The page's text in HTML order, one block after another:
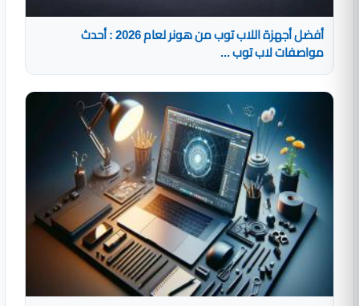
أفضل أجهزة اللاب توب من هونر لعام 2026 : أحدث
مواصفات لاب توب ...